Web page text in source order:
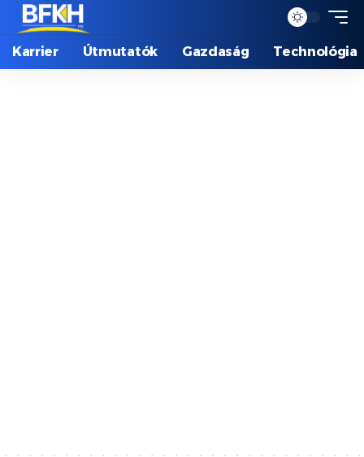
Karrier Útmutatók Gazdaság Technológia